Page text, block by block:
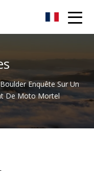
Enquête Sur Un
De Moto Mortel